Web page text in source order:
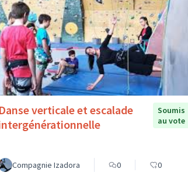
Danse verticale et escalade
Soumis
au vote
Compagnie Izadora 0 0